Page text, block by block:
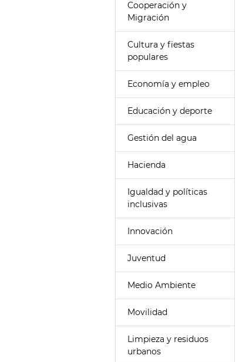
Cooperación y
Migración
Cultura y fiestas
populares
Economía y empleo
Educación y deporte
Gestión del agua
Hacienda
Igualdad y políticas
inclusivas
Innovación
Juventud
Medio Ambiente
Movilidad
Limpieza y residuos
urbanos